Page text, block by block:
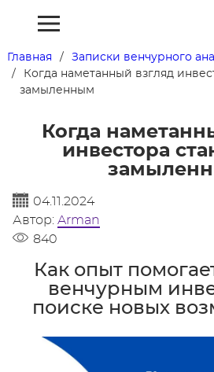
Главная
Записки венчурного
Когда наметанный взгляд
замыленным
Когда
инвестора
04.11.2024
Автор: Arman
840
Как опыт
венчурным
поиске новых